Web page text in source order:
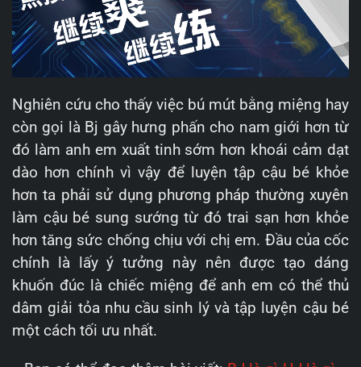
Nghiên cứu cho thấy việc bú mút bằng miệng hay
còn gọi là Bj gây hưng phấn cho nam giới hơn từ
đó làm anh em xuất tinh sớm hơn khoái cảm dạt
dào hơn chính vì vậy để luyện tập cậu bé khỏe
hơn ta phải sử dụng phương pháp thường xuyên
làm cậu bé sung sướng từ đó trai sạn hơn khỏe
hơn tăng sức chống chịu với chị em. Đầu của cốc
chính là lấy ý tưởng này nên được tạo dáng
khuốn đúc là chiếc miệng để anh em có thể thủ
dâm giải tỏa nhu cầu sinh lý và tập luyện cậu bé
một cách tối ưu nhất.